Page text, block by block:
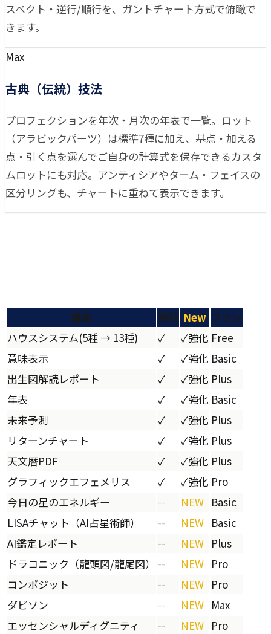
スペクト・逆行/順行を、ガントチャート方式で俯瞰で
きます。
Max
古典（伝統）技法
プロフェクションを年次・月次の年表で一覧。ロット
（アラビックパーツ）は標準7種に加え、基点・加える
点・引く点を選んでご自身の計算式を保存できるカスタ
ムロットにも対応。アンティシアやターム・フェイスの
区分リングも、チャートに重ねて表示できます。
機能 現行 New プラン
ハウスシステム(5種 → 13種) ✓ ✓強化 Free
意味表示
✓ ✓強化 Basic
出生図解読レポート
✓ ✓強化 Plus
年表
✓ ✓強化 Basic
未来予測
✓ ✓強化 Plus
リターンチャート
✓ ✓強化 Plus
天文暦PDF
✓ ✓強化 Plus
グラフィックエフェメリス
✓ ✓強化 Pro
今日の星のエネルギー
-- NEW Basic
LISAチャット（AI占星術師）
-- NEW Basic
AI鑑定レポート
-- NEW Plus
ドラコニック（龍頭図/龍尾図）
-- NEW Pro
コンポジット
-- NEW Pro
ダビソン
-- NEW Max
エッセンシャルディグニティ
-- NEW Pro